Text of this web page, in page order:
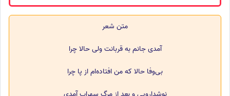
متن شعر
آمدی جانم به قربانت ولی حالا چرا
بی‌وفا حالا که من افتاده‌ام از پا چرا